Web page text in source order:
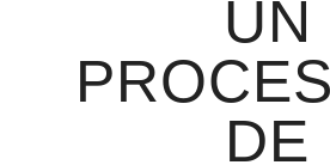
UN
DE